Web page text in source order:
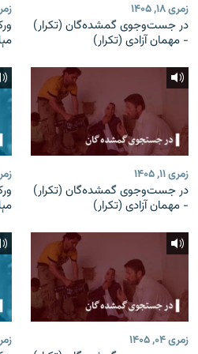
زمری ۱۸, ۱۴۰۵
در جست‌وجوی گمشده‌گان (تکرار)
- مهمان آزادی (تکرار)
زمری
زمری ۱۱, ۱۴۰۵
در جست‌وجوی گمشده‌گان (تکرار)
- مهمان آزادی (تکرار)
زمری
زمری ۰۴, ۱۴۰۵ زمری